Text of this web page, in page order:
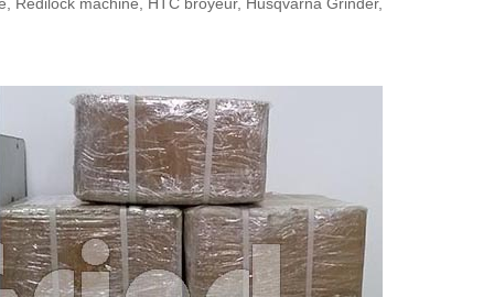
Redilock machine, HTC broyeur, Husqvarna Grinder,